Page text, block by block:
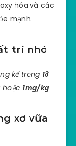
hóa và các
mạnh.
trí nhớ
kể trong 18
hoặc 1mg/kg
xơ vữa